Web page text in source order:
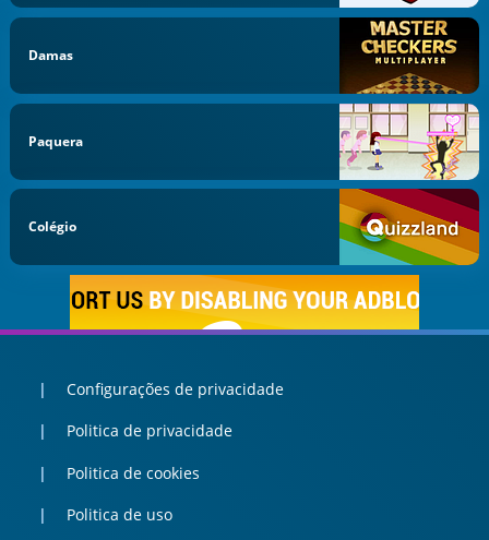
Damas
Paquera
Colégio
Configurações de privacidade
Politica de privacidade
Politica de cookies
Politica de uso